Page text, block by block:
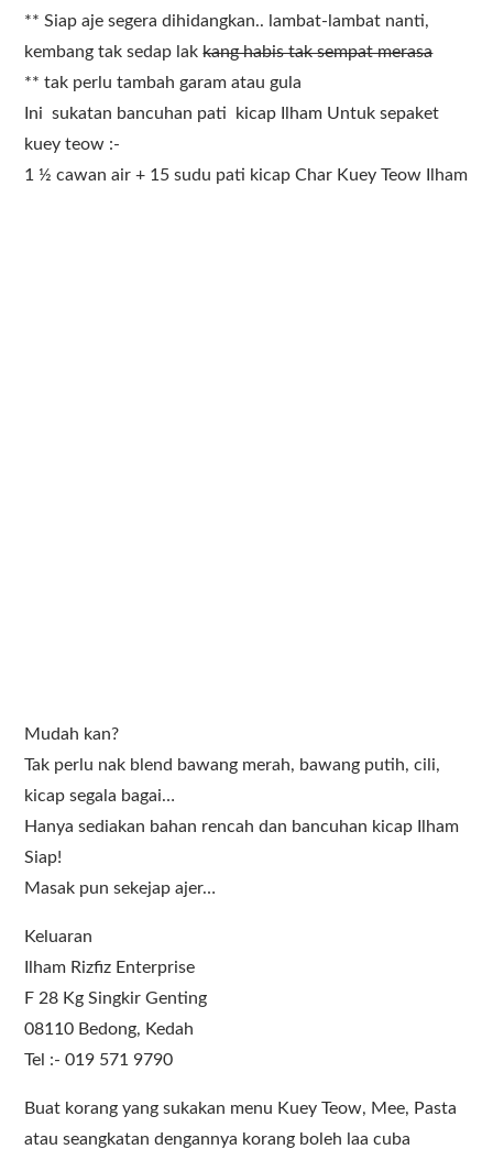
** Siap aje segera dihidangkan.. lambat-lambat nanti,
kembang tak sedap lakkang habis tak sempat merasa
** tak perlu tambah garam atau gula
Ini sukatan bancuhan pati kicap Ilham Untuk sepaket
kuey teow :-
1 ½ cawan air + 15 sudu pati kicap Char Kuey Teow Ilham
Mudah kan?
Tak perlu nak blend bawang merah, bawang putih, cili,
kicap segala bagai…
Hanya sediakan bahan rencah dan bancuhan kicap Ilham
Siap!
Masak pun sekejap ajer…
Keluaran
Ilham Rizfiz Enterprise
F 28 Kg Singkir Genting
08110 Bedong, Kedah
Tel :- 019 571 9790
Buat korang yang sukakan menu Kuey Teow, Mee, Pasta
atau seangkatan dengannya korang boleh laa cuba